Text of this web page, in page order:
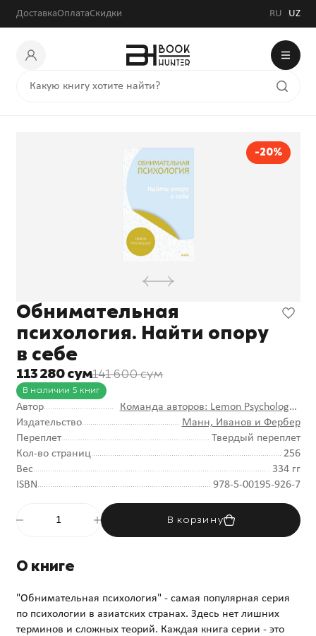
ДоставкаОплатаСкидки RU UZ
-20%
Обнимательная
психология. Найти опору
в себе
113 280 сум141 600 сум
В наличии 5 книг
Автор
Команда авторов: Lemon Psychology -
«Обнимательная психология»
Издательство
Манн, Иванов и Фербер
Переплет
Твердый переплет
Кол-во страниц
256
Вес
334 гг
ISBN
978-5-00195-926-7
В корзину
О книге
"Обнимательная психология" - самая популярная серия
по психологии в азиатских странах. Здесь нет лишних
терминов и сложных теорий. Каждая книга серии - это